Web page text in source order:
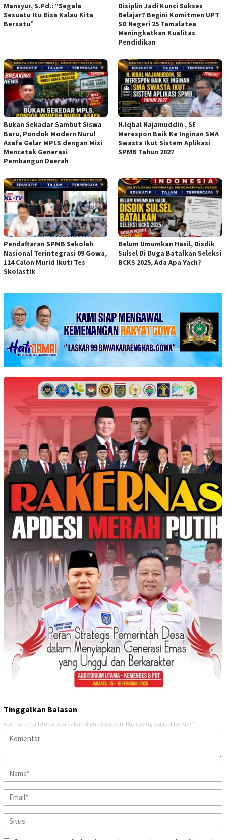
Mansyur, S.Pd.: “Segala
Sesuatu Itu Bisa Kalau Kita
Bersatu”
Disiplin Jadi Kunci Sukses
Belajar? Begini Komitmen UPT
SD Negeri 25 Tamalatea
Meningkatkan Kualitas
Pendidikan
Bukan Sekadar Sambut Siswa
Baru, Pondok Modern Nurul
Asafa Gelar MPLS dengan Misi
Mencetak Generasi
Pembangun Daerah
H.Iqbal Najamuddin , SE
Merespon Baik Ke Inginan SMA
Swasta Ikut Sistem Aplikasi
SPMB Tahun 2027
Pendaftaran SPMB Sekolah
Nasional Terintegrasi 09 Gowa,
114 Calon Murid Ikuti Tes
Skolastik
Belum Umumkan Hasil, Disdik
Sulsel Di Duga Batalkan Seleksi
BCKS 2025, Ada Apa Yach?
Tinggalkan Balasan
Alamat email Anda tidak akan dipublikasikan. Ruas yang wajib ditandai *